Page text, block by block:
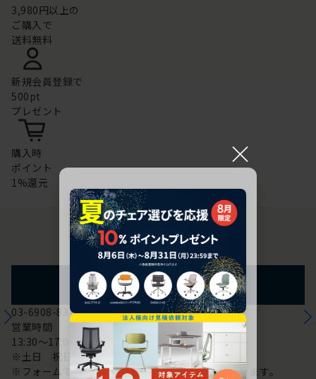
3,980円以上の
ご購入で
送料無料
新規会員登録で
500pt
プレゼント
購入時
ポイント
1%還元
お問い合わせ
フォームからのお問い合わせ
03-6908-8370
営業時間
13:30～17:00
※土日 祝日は休み
※フォームでのお問い合わせは24時間対応しております。
×